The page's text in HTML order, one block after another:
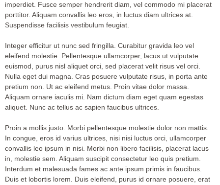
imperdiet. Fusce semper hendrerit diam, vel commodo mi placerat
porttitor. Aliquam convallis leo eros, in luctus diam ultrices at.
Suspendisse facilisis vestibulum feugiat.
Integer efficitur ut nunc sed fringilla. Curabitur gravida leo vel
eleifend molestie. Pellentesque ullamcorper, lacus ut vulputate
euismod, purus nisl aliquet orci, sed placerat velit risus vel orci.
Nulla eget dui magna. Cras posuere vulputate risus, in porta ante
pretium non. Ut ac eleifend metus. Proin vitae dolor massa.
Aliquam ornare iaculis mi. Nam dictum diam eget quam egestas
aliquet. Nunc ac tellus ac sapien faucibus ultrices.
Proin a mollis justo. Morbi pellentesque molestie dolor non mattis.
In congue, eros id varius ultrices, nisi nisi luctus orci, ullamcorper
convallis leo ipsum in nisi. Morbi non libero facilisis, placerat lacus
in, molestie sem. Aliquam suscipit consectetur leo quis pretium.
Interdum et malesuada fames ac ante ipsum primis in faucibus.
Duis et lobortis lorem. Duis eleifend, purus id ornare posuere, erat